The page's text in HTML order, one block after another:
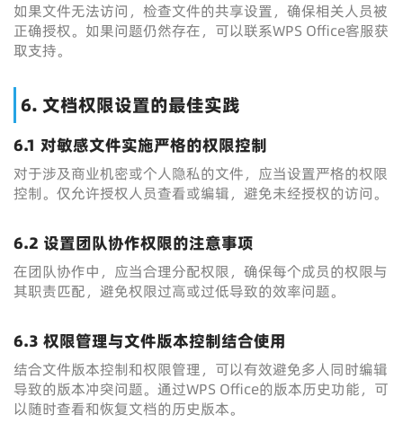
如果文件无法访问，检查文件的共享设置，确保相关人员被
正确授权。如果问题仍然存在，可以联系WPS Office客服获
取支持。
6. 文档权限设置的最佳实践
6.1 对敏感文件实施严格的权限控制
对于涉及商业机密或个人隐私的文件，应当设置严格的权限
控制。仅允许授权人员查看或编辑，避免未经授权的访问。
6.2 设置团队协作权限的注意事项
在团队协作中，应当合理分配权限，确保每个成员的权限与
其职责匹配，避免权限过高或过低导致的效率问题。
6.3 权限管理与文件版本控制结合使用
结合文件版本控制和权限管理，可以有效避免多人同时编辑
导致的版本冲突问题。通过WPS Office的版本历史功能，可
以随时查看和恢复文档的历史版本。